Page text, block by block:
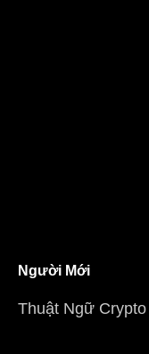
Người Mới
Thuật Ngữ Crypto